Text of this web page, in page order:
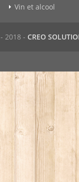
Vin et alcool
- 2018 - CREO